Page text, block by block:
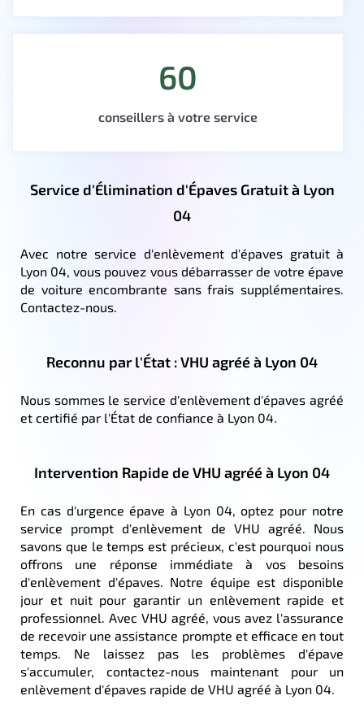
60
conseillers à votre service
Service d'Élimination d'Épaves Gratuit à Lyon
04
Avec notre service d'enlèvement d'épaves gratuit à
Lyon 04, vous pouvez vous débarrasser de votre épave
de voiture encombrante sans frais supplémentaires.
Contactez-nous.
Reconnu par l'État : VHU agréé à Lyon 04
Nous sommes le service d'enlèvement d'épaves agréé
et certifié par l'État de confiance à Lyon 04.
Intervention Rapide de VHU agréé à Lyon 04
En cas d'urgence épave à Lyon 04, optez pour notre
service prompt d'enlèvement de VHU agréé. Nous
savons que le temps est précieux, c'est pourquoi nous
offrons une réponse immédiate à vos besoins
d'enlèvement d'épaves. Notre équipe est disponible
jour et nuit pour garantir un enlèvement rapide et
professionnel. Avec VHU agréé, vous avez l'assurance
de recevoir une assistance prompte et efficace en tout
temps. Ne laissez pas les problèmes d'épave
s'accumuler, contactez-nous maintenant pour un
enlèvement d'épaves rapide de VHU agréé à Lyon 04.